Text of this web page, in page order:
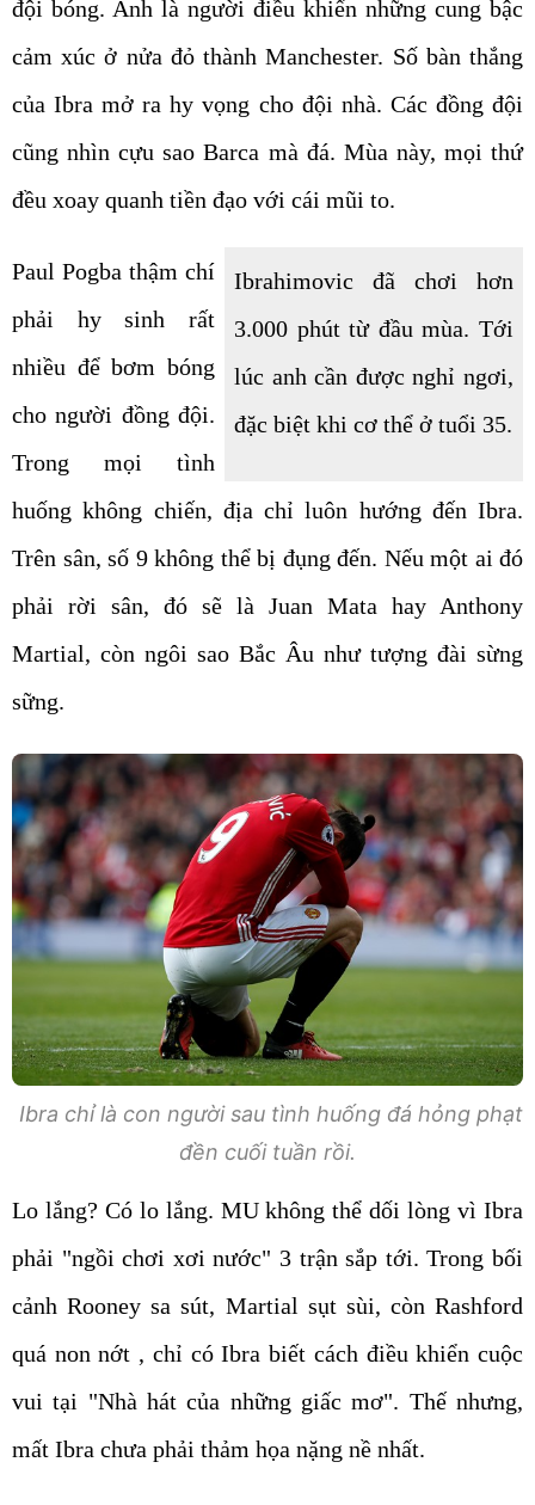
đội bóng. Anh là người điều khiển những cung bậc
cảm xúc ở nửa đỏ thành Manchester. Số bàn thắng
của Ibra mở ra hy vọng cho đội nhà. Các đồng đội
cũng nhìn cựu sao Barca mà đá. Mùa này, mọi thứ
đều xoay quanh tiền đạo với cái mũi to.
Ibrahimovic đã chơi hơn
3.000 phút từ đầu mùa. Tới
lúc anh cần được nghỉ ngơi,
đặc biệt khi cơ thể ở tuổi 35.
Paul Pogba thậm chí
phải hy sinh rất
nhiều để bơm bóng
cho người đồng đội.
Trong mọi tình
huống không chiến, địa chỉ luôn hướng đến Ibra.
Trên sân, số 9 không thể bị đụng đến. Nếu một ai đó
phải rời sân, đó sẽ là Juan Mata hay Anthony
Martial, còn ngôi sao Bắc Âu như tượng đài sừng
sững.
Ibra chỉ là con người sau tình huống đá hỏng phạt
đền cuối tuần rồi.
Lo lắng? Có lo lắng. MU không thể dối lòng vì Ibra
phải "ngồi chơi xơi nước" 3 trận sắp tới. Trong bối
cảnh Rooney sa sút, Martial sụt sùi, còn Rashford
quá non nớt , chỉ có Ibra biết cách điều khiển cuộc
vui tại "Nhà hát của những giấc mơ". Thế nhưng,
mất Ibra chưa phải thảm họa nặng nề nhất.